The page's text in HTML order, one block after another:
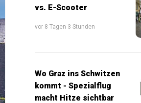
vs. E-Scooter
vor 8 Tagen 3 Stunden
Wo Graz ins Schwitzen
kommt - Spezialflug
macht Hitze sichtbar